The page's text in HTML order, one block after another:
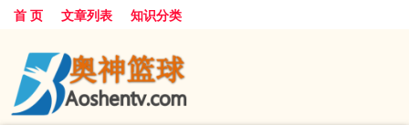
首 页 文章列表 知识分类